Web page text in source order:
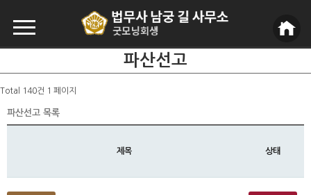
파산선고
Total 140건 1 페이지
파산선고 목록
제목 상태